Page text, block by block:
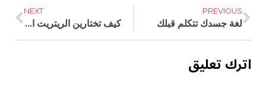
PREVIOUS
لغة جسدك تتكلم قبلك
NEXT
كيف تختارين الريتريت المناسب لشخصيتك؟
اترك تعليق